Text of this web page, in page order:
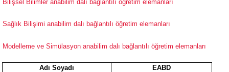
Bilişsel Bilimler anabilim dalı bağlantılı öğretim elemanları
Sağlık Bilişimi anabilim dalı bağlantılı öğretim elemanları
Modelleme ve Simülasyon anabilim dalı bağlantılı öğretim elemanları
Adı Soyadı
EABD